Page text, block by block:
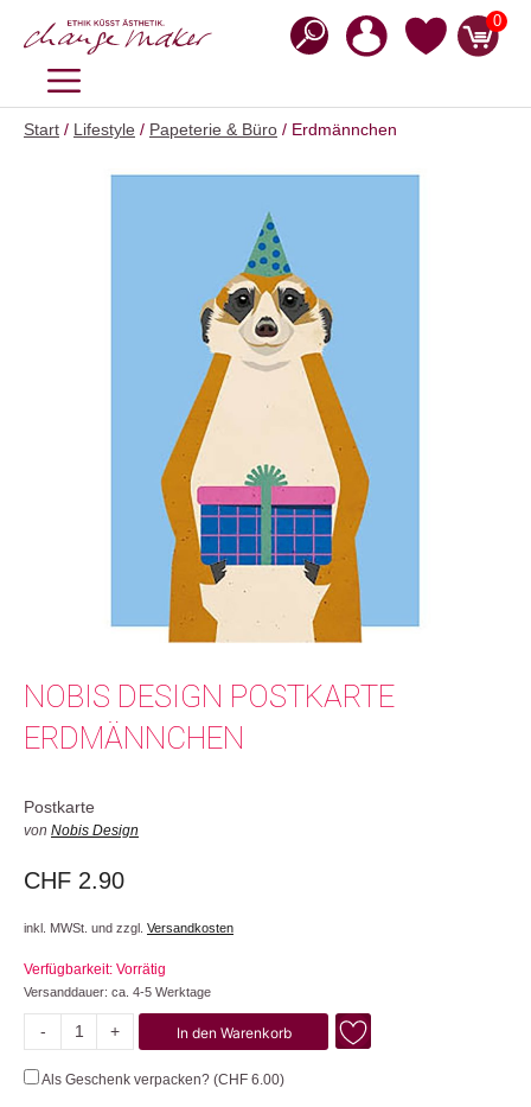
Inhalt
0
MENÜ
Start / Lifestyle / Papeterie & Büro / Erdmännchen
NOBIS DESIGN POSTKARTE
ERDMÄNNCHEN
Postkarte
von Nobis Design
CHF 2.90
inkl. MWSt. und zzgl. Versandkosten
Verfügbarkeit: Vorrätig
Versanddauer: ca. 4-5 Werktage
-
Erdmännchen
+ In den Warenkorb
Als Geschenk verpacken? (CHF 6.00)